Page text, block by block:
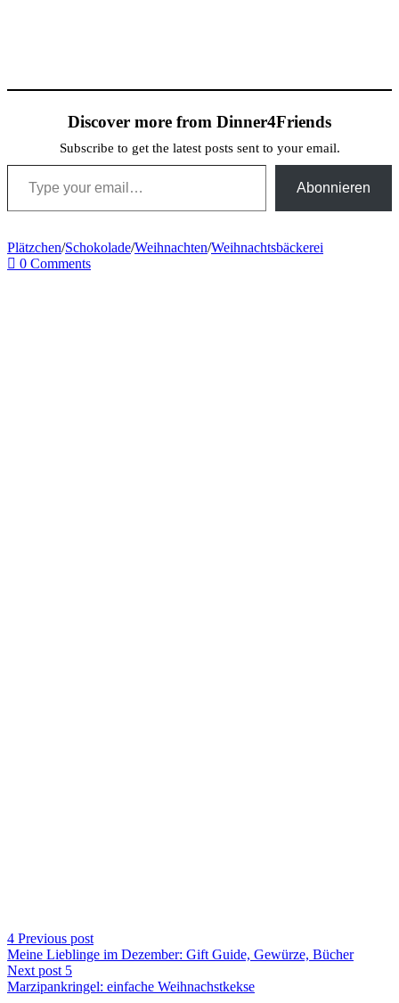
Discover more from Dinner4Friends
Subscribe to get the latest posts sent to your email.
Type your email…
Abonnieren
Plätzchen/Schokolade/Weihnachten/Weihnachtsbäckerei
0 Comments
Previous post
Meine Lieblinge im Dezember: Gift Guide, Gewürze, Bücher
Next post
Marzipankringel: einfache Weihnachstkekse